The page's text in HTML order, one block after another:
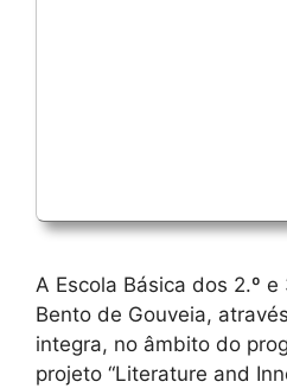
A Escola Básica dos 2.º
Bento de Gouveia,
integra, no âmbito do
projeto “Literature and